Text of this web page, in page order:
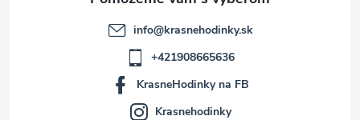
info@krasnehodinky.sk
+421908665636
KrasneHodinky na FB
Krasnehodinky